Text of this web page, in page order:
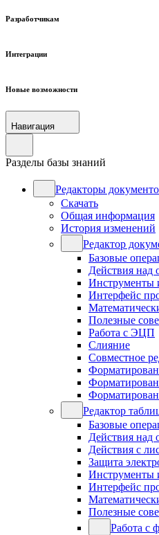
Разработчикам
Интеграции
Новые возможности
Навигация
Разделы базы знаний
Редакторы
Скачать
Общая информация
История изменений
Редактор
Базовые
Действия над
Инструменты
Интерфейс
Полезные
Работа с ЭЦП
Слияние
Совместное
Редактор
Базовые
Действия над
Действия с
Защита
Инструменты
Интерфейс
Полезные
Работа с